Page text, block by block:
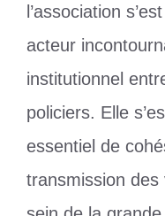
l’association
acteur
institutionnel
policiers. Elle
essentiel de
transmission des